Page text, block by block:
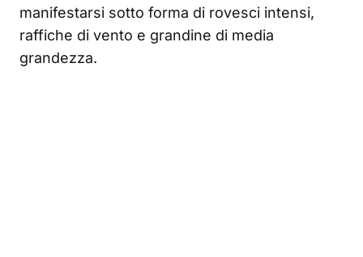
manifestarsi sotto forma di rovesci intensi,
raffiche di vento e grandine di media
grandezza.